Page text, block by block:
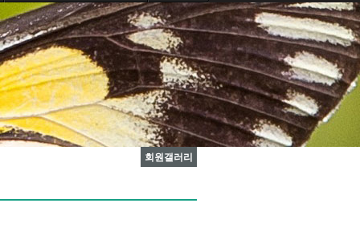
회원갤러리